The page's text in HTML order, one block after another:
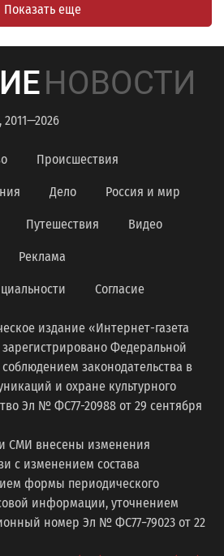
Показать еще
НОВОСТИ
Происшествия
Дело Россия и мир
Путешествия Видео
Реклама
Согласие
издание «Интернет-газета
Федеральной
законодательства в
и охране культурного
Эл № ФС77-20988 от 29 сентября
СМИ внесены изменения
с изменением состава
формы периодического
информации, уточнением
номер Эл № ФС77−79023 от 22